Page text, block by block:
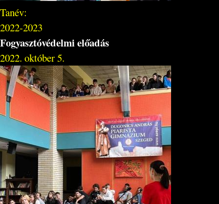
Tanév:
2022-2023
Fogyasztóvédelmi előadás
2022. október 5.